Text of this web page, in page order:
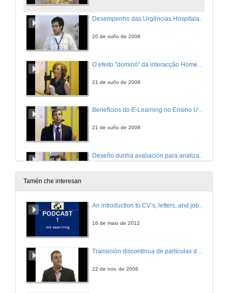
Desempenho das Urgências Hospitalares. Gestão de Tempos
20 de xuño de 2008
21 de xuño de 2008
Benefícios do E-Learning no Ensino Universitário
21 de xuño de 2008
21 de xuño de 2008
Tamén che interesan
An introduction to CV’s, letters, and job searching
16 de maio de 2012
22 de nov. de 2006